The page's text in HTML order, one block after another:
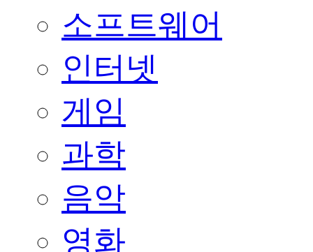
소프트웨어
인터넷
게임
과학
음악
영화